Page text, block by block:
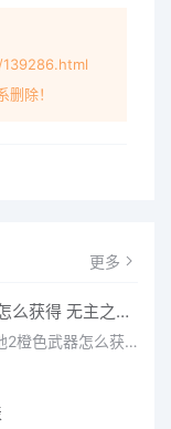
除！
更多
无主之地2橙色武器怎么获得 无主之地3橙色武器排名及获得方法
大家好，关于无主之地2橙色武器怎么获得很多朋友都还不太明白，今天小编就来为大家分享关于无主之地3橙色武器排